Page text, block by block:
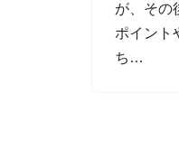
が、その
ポイント
ち…